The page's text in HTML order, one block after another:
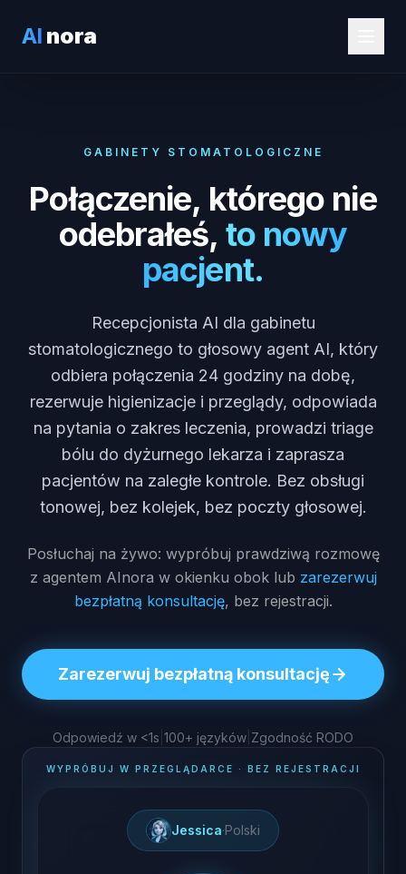
AI nora
GABINETY STOMATOLOGICZNE
Połączenie, którego nie
odebrałeś, to nowy
pacjent.
Recepcjonista AI dla gabinetu
stomatologicznego to głosowy agent AI, który
odbiera połączenia 24 godziny na dobę,
rezerwuje higienizacje i przeglądy, odpowiada
na pytania o zakres leczenia, prowadzi triage
bólu do dyżurnego lekarza i zaprasza
pacjentów na zaległe kontrole. Bez obsługi
tonowej, bez kolejek, bez poczty głosowej.
Posłuchaj na żywo: wypróbuj prawdziwą rozmowę
z agentem AInora w okienku obok lub zarezerwuj
bezpłatną konsultację, bez rejestracji.
Zarezerwuj bezpłatną konsultację
Odpowiedź w <1s 100+ języków Zgodność RODO
WYPRÓBUJ W PRZEGLĄDARCE · BEZ REJESTRACJI
Jessica·Polski